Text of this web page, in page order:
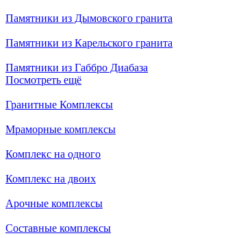
Памятники из Дымовского гранита
Памятники из Карельского гранита
Памятники из Габбро Диабаза
Посмотреть ещё
Гранитные Комплексы
Мраморные комплексы
Комплекс на одного
Комплекс на двоих
Арочные комплексы
Составные комплексы